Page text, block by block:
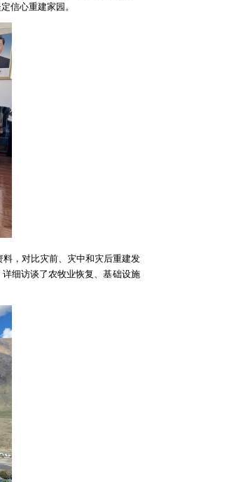
信心重建家园。
，对比灾前、灾中和灾后重建发
细访谈了农牧业恢复、基础设施